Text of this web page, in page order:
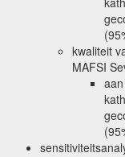
kwaliteit
MAFSI